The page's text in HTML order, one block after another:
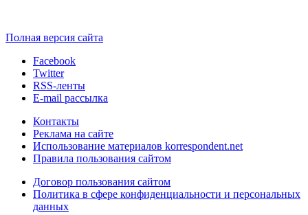
Полная версия сайта
Facebook
Twitter
RSS-ленты
E-mail рассылка
Контакты
Реклама на сайте
Использование материалов korrespondent.net
Правила пользования сайтом
Договор пользования сайтом
Политика в сфере конфиденциальности и персональных
данных